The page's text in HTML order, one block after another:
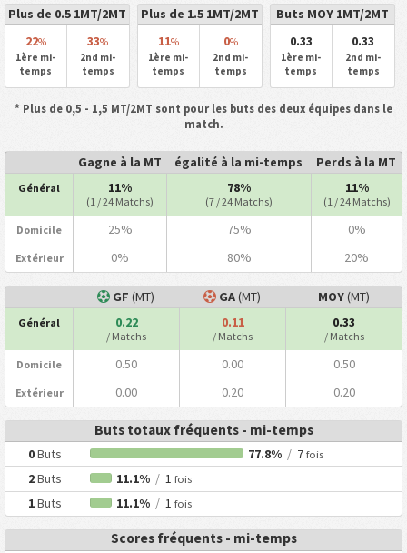
Plus de 0.5 1MT/2MT
22%
1ère mi-
temps
33%
2nd mi-
temps
Plus de 1.5 1MT/2MT
11%
1ère mi-
temps
0%
2nd mi-
temps
Buts MOY 1MT/2MT
0.33
1ère mi-
temps
0.33
2nd mi-
temps
* Plus de 0,5 - 1,5 MT/2MT sont pour les buts des deux équipes dans le
match.
Gagne à la MT égalité à la mi-temps Perds à la MT
Général 11%
(1 / 24 Matchs)
78%
(7 / 24 Matchs)
11%
(1 / 24 Matchs)
Domicile 25% 75% 0%
Extérieur 0% 80% 20%
GF (MT) GA(MT) MOY(MT)
Général 0.22
/ Matchs
0.11
/ Matchs
0.33
/ Matchs
Domicile 0.50 0.00 0.50
Extérieur 0.00 0.20 0.20
Buts totaux fréquents - mi-temps
0Buts 77.8% / 7fois
2Buts 11.1% / 1fois
1Buts 11.1% / 1fois
Scores fréquents - mi-temps